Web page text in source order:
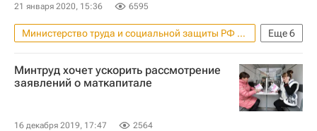
21 января 2020, 15:36 6595
Еще6
Министерство труда и социальной защиты РФ (Минтруд России)
Госдума РФ
Жилье
Реконструкция
Законодательство
Минтруд хочет ускорить рассмотрение
заявлений о маткапитале
16 декабря 2019, 17:47 2564